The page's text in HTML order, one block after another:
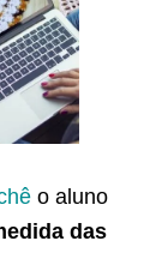
o aluno
das